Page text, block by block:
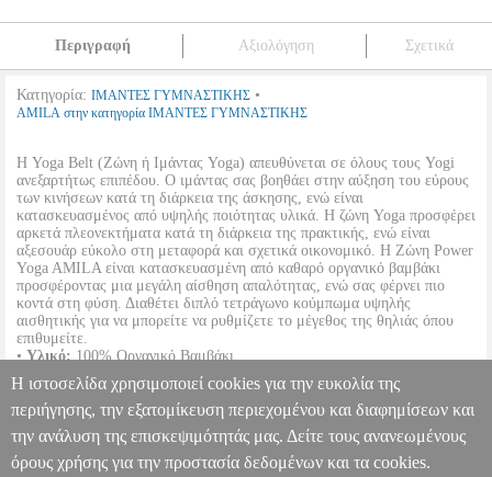
Περιγραφή Αξιολόγηση Σχετικά
Κατηγορία: ΙΜΑΝΤΕΣ ΓΥΜΝΑΣΤΙΚΗΣ •
AMILA στην κατηγορία ΙΜΑΝΤΕΣ ΓΥΜΝΑΣΤΙΚΗΣ
Η Yoga Belt (Ζώνη ή Ιμάντας Yoga) απευθύνεται σε όλους τους Yogi
ανεξαρτήτως επιπέδου. Ο ιμάντας σας βοηθάει στην αύξηση του εύρους
των κινήσεων κατά τη διάρκεια της άσκησης, ενώ είναι
κατασκευασμένος από υψηλής ποιότητας υλικά. Η ζώνη Yoga προσφέρει
αρκετά πλεονεκτήματα κατά τη διάρκεια της πρακτικής, ενώ είναι
αξεσουάρ εύκολο στη μεταφορά και σχετικά οικονομικό. Η Ζώνη Power
Yoga AMILA είναι κατασκευασμένη από καθαρό οργανικό βαμβάκι
προσφέροντας μια μεγάλη αίσθηση απαλότητας, ενώ σας φέρνει πιο
κοντά στη φύση. Διαθέτει διπλό τετράγωνο κούμπωμα υψηλής
αισθητικής για να μπορείτε να ρυθμίζετε το μέγεθος της θηλιάς όπου
επιθυμείτε.
•Υλικό:100% Οργανικό Βαμβάκι.
•
Διαστάσεις:
• Χρώμα:Μπεζ.
ΖΩΝΗ ΓΙΑ POWER YOGA ORGANIC AMILA NATURAL
PER.223756 PER.223756 AMILAAMILA ΙΜΑΝΤΕΣ
Η ιστοσελίδα χρησιμοποιεί cookies για την ευκολία της
περιήγησης, την εξατομίκευση περιεχομένου και διαφημίσεων και
την ανάλυση της επισκεψιμότητάς μας. Δείτε τους ανανεωμένους
όρους χρήσης για την προστασία δεδομένων και τα cookies.